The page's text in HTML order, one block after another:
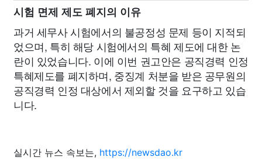
시험 면제 제도 폐지의 이유
과거 세무사 시험에서의 불공정성 문제 등이 지적되
었으며, 특히 해당 시험에서의 특혜 제도에 대한 논
란이 있었습니다. 이에 이번 권고안은 공직경력 인정
특혜제도를 폐지하며, 중징계 처분을 받은 공무원의
공직경력 인정 대상에서 제외할 것을 요구하고 있습
니다.
실시간 뉴스 속보는, https://newsdao.kr